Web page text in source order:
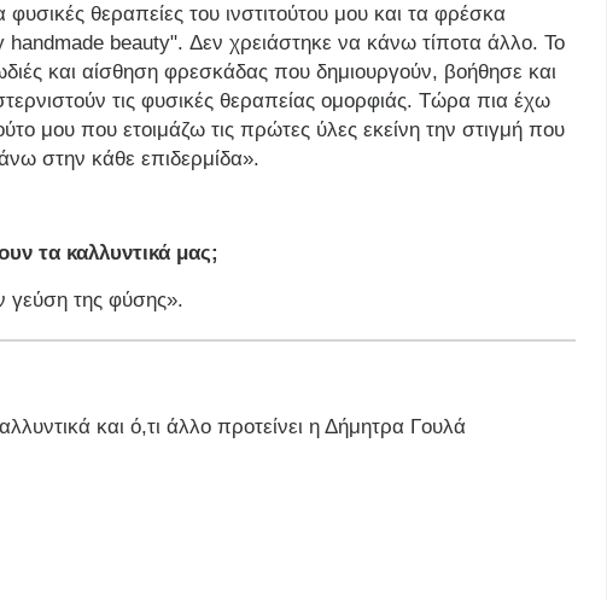
θεραπείες του ινστιτούτου μου και τα φρέσκα
handmade beauty". Δεν χρειάστηκε να κάνω τίποτα άλλο. Το
και αίσθηση φρεσκάδας που δημιουργούν, βοήθησε και
τις φυσικές θεραπείας ομορφιάς. Τώρα πια έχω
μου που ετοιμάζω τις πρώτες ύλες εκείνη την στιγμή που
στην κάθε επιδερμίδα».
τα καλλυντικά μας;
γεύση της φύσης».
και ό,τι άλλο προτείνει η Δήμητρα Γουλά